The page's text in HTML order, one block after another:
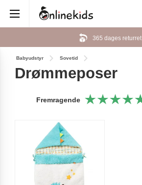
365 dages returret
Babyudstyr Sovetid
Drømmeposer
Fremragende